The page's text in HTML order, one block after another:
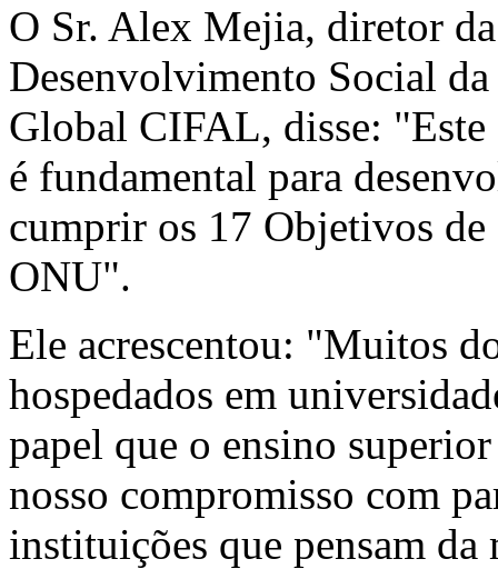
O Sr. Alex Mejia, diretor
Desenvolvimento Social
Global CIFAL, disse:
é fundamental para
cumprir os 17 Objetivos
ONU".
Ele acrescentou: "Muitos
hospedados em
papel que o ensino
nosso compromisso com
instituições que pensam da